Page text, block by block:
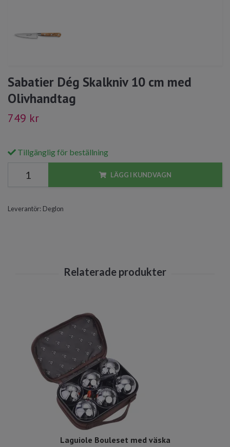
Sabatier Dég Skalkniv 10 cm med
Olivhandtag
749 kr
Tillgänglig för beställning
LÄGG I KUNDVAGN
Leverantör: Deglon
Laguiole Bouleset med väska